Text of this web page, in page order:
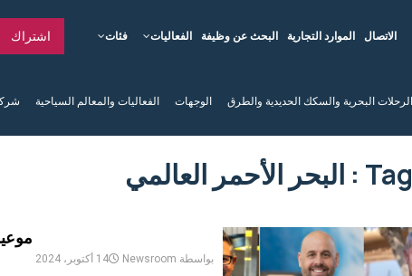
فئات الفعاليات البحث عن وظيفة الموارد التجارية الاتصال اشتراك
الرحلات البحرية والسكك الحديدية والطرق الوجهات الفعاليات والمعالم السياحية
Tag : البحر الأحمر العالمي
موعيد: 16
بواسطة Newsroom 14 أكتوبر، 2024